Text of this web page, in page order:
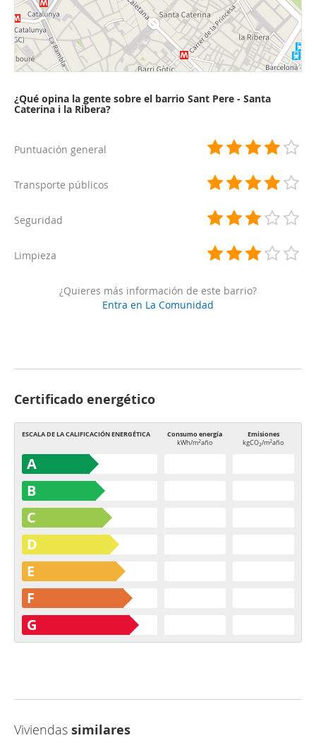
¿Qué opina la gente sobre el barrio Sant Pere - Santa
Caterina i la Ribera?
Puntuación general
Transporte públicos
Seguridad
Limpieza
¿Quieres más información de este barrio?
Entra en La Comunidad
Certificado energético
ESCALA DE LA CALIFICACIÓN ENERGÉTICA Consumo energía
kWh/m2año
Emisiones
kgCO2/m2año
A
B
C
D
E
F
G
Viviendas similares